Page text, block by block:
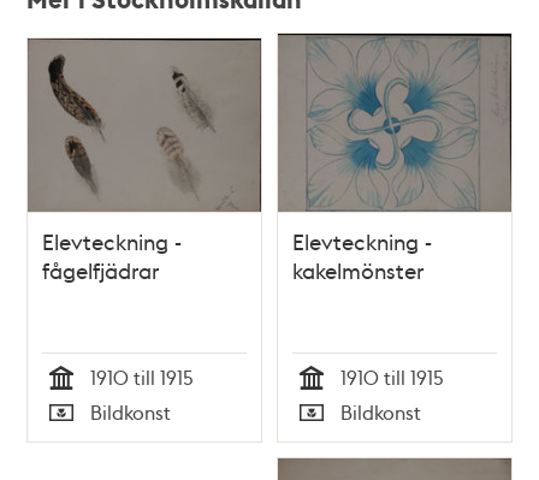
Relaterade
poster
och
teman
Elevteckning -
fågelfjädrar
Tid
1910 till 1915
Typ
Bildkonst
Elevteckning -
kakelmönster
Tid
1910 till 1915
Typ
Bildkonst